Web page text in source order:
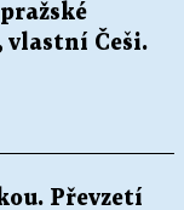
vlastní Češi.
Převzetí